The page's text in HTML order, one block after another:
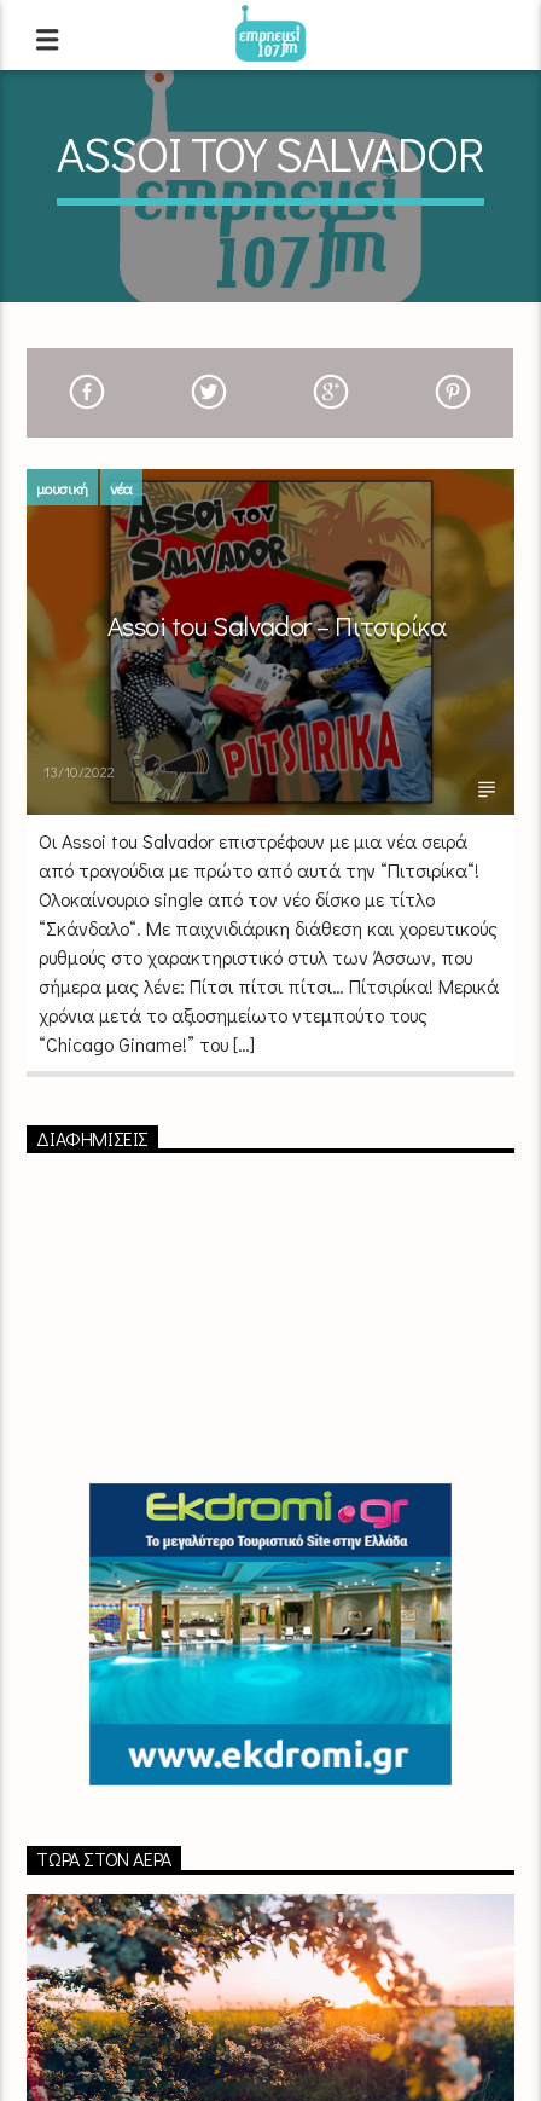
ASSOI TOY SALVADOR
μουσική νέα
Assoi tou Salvador – Πιτσιρίκα
13/10/2022
Οι Assoi tou Salvador επιστρέφουν με μια νέα σειρά
από τραγούδια με πρώτο από αυτά την “Πιτσιρίκα“!
Ολοκαίνουριο single από τον νέο δίσκο με τίτλο
“Σκάνδαλο“. Με παιχνιδιάρικη διάθεση και χορευτικούς
ρυθμούς στο χαρακτηριστικό στυλ των Άσσων, που
σήμερα μας λένε: Πίτσι πίτσι πίτσι… Πίτσιρίκα! Μερικά
χρόνια μετά το αξιοσημείωτο ντεμπούτο τους
“Chicago Giname!” του […]
ΔΙΑΦΗΜΙΣΕΙΣ
ΤΏΡΑ ΣΤΟΝ ΑΈΡΑ